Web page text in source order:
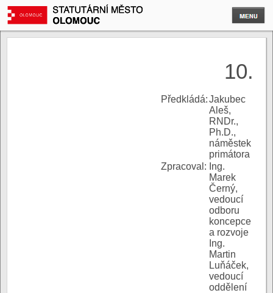
10.
Předkládá:Jakubec
Aleš,
RNDr.,
Ph.D.,
náměstek
primátora
Zpracoval: Ing.
Marek
Černý,
vedoucí
odboru
koncepce
a rozvoje
Ing.
Martin
Luňáček,
vedoucí
oddělení